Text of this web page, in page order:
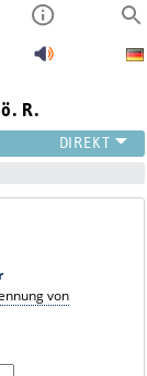
R.
von